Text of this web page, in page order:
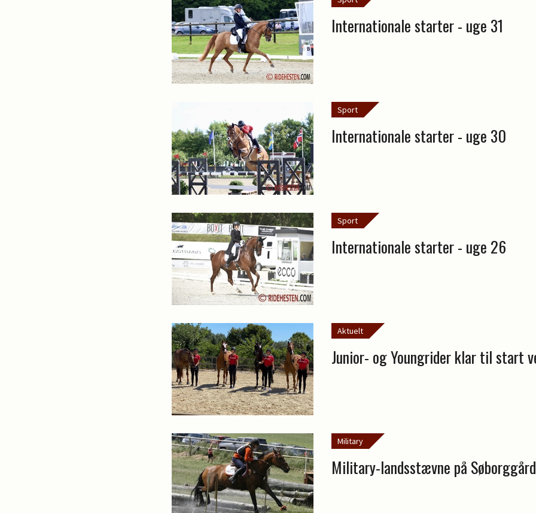
Internationale starter - uge 31
Sport
Internationale starter - uge 30
Sport
Internationale starter - uge 26
Aktuelt
Junior- og Youngrider klar til start
Military
Military-landsstævne på Søborggård